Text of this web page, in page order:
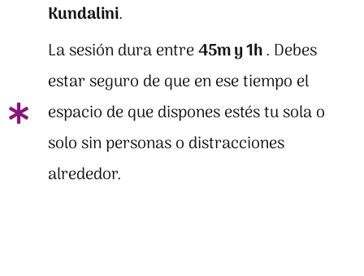
Kundalini.
La sesión dura entre45m y 1h. Debes
estar seguro de que en ese tiempo el
espacio de que dispones estés tu sola o
solo sin personas o distracciones
alrededor.